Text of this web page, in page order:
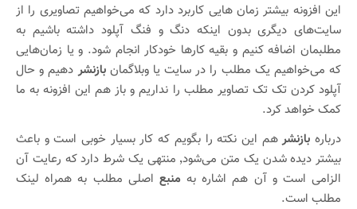
این افزونه بیشتر زمان هایی کاربرد دارد که می‌خواهیم تصاویری را از
سایت‌های دیگری بدون اینکه دنگ و فنگ آپلود داشته باشیم به
مطلبمان اضافه کنیم و بقیه کارها خودکار انجام شود. و یا زمان‌هایی
که می‌خواهیم یک مطلب را در سایت یا وبلاگمانبازنشردهیم و حال
آپلود کردن تک تک تصاویر مطلب را نداریم و باز هم این افزونه به ما
کمک خواهد کرد.
درباره بازنشرهم این نکته را بگویم که کار بسیار خوبی است و باعث
بیشتر دیده شدن یک متن می‌شود٬ منتهی یک شرط دارد که رعایت آن
الزامی است و آن هم اشاره بهمنبع اصلی مطلب به همراه لینک
مطلب است.